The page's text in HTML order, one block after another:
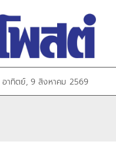
อาทิตย์, 9 สิงหาคม 2569